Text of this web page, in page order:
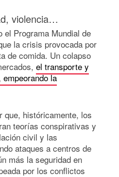
violencia…
el Programa Mundial de
la crisis provocada por
de comida. Un colapso
el transporte y
la
que, históricamente, los
teorías conspirativas y
civil y las
ataques a centros de
más la seguridad en
por los conflictos